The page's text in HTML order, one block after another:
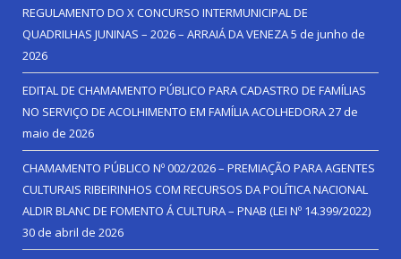
REGULAMENTO DO X CONCURSO INTERMUNICIPAL DE
QUADRILHAS JUNINAS – 2026 – ARRAIÁ DA VENEZA5 de junho de
2026
EDITAL DE CHAMAMENTO PÚBLICO PARA CADASTRO DE FAMÍLIAS
NO SERVIÇO DE ACOLHIMENTO EM FAMÍLIA ACOLHEDORA27 de
maio de 2026
CHAMAMENTO PÚBLICO Nº 002/2026 – PREMIAÇÃO PARA AGENTES
CULTURAIS RIBEIRINHOS COM RECURSOS DA POLÍTICA NACIONAL
ALDIR BLANC DE FOMENTO Á CULTURA – PNAB (LEI Nº 14.399/2022)
30 de abril de 2026